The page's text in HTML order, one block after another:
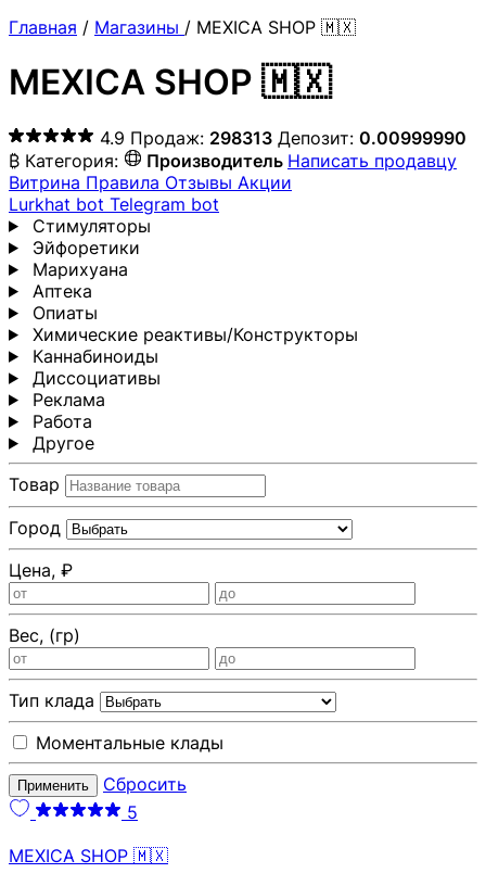
Главная / Магазины / MEXICA SHOP 🇲🇽
MEXICA SHOP 🇲🇽
4.9 Продаж: 298313 Депозит: 0.00999990
₿ Категория: Производитель Написать продавцу
Витрина Правила Отзывы Акции
Lurkhat bot Telegram bot
Стимуляторы
Эйфоретики
Марихуана
Аптека
Опиаты
Химические реактивы/Конструкторы
Каннабиноиды
Диссоциативы
Реклама
Работа
Другoе
Товар
Город
Цена, ₽
Вес, (гр)
Тип клада
Моментальные клады
Применить
Сбросить
5
MEXICA SHOP 🇲🇽